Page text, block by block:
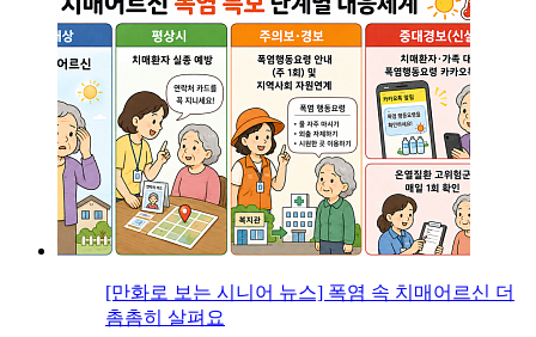
[만화로 보는 시니어 뉴스] 폭염 속 치매어르신 더
촘촘히 살펴요